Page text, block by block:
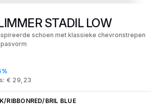
STADIL LOW
schoen met klassieke chevronstrepen
€ 29,23
RIBBONRED/BRIL BLUE